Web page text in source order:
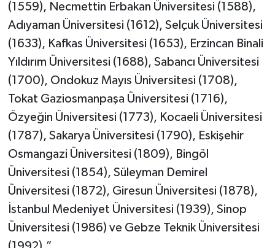
(1559), Necmettin Erbakan Üniversitesi (1588),
Adıyaman Üniversitesi (1612), Selçuk Üniversitesi
(1633), Kafkas Üniversitesi (1653), Erzincan Binali
Yıldırım Üniversitesi (1688), Sabancı Üniversitesi
(1700), Ondokuz Mayıs Üniversitesi (1708),
Tokat Gaziosmanpaşa Üniversitesi (1716),
Özyeğin Üniversitesi (1773), Kocaeli Üniversitesi
(1787), Sakarya Üniversitesi (1790), Eskişehir
Osmangazi Üniversitesi (1809), Bingöl
Üniversitesi (1854), Süleyman Demirel
Üniversitesi (1872), Giresun Üniversitesi (1878),
İstanbul Medeniyet Üniversitesi (1939), Sinop
Üniversitesi (1986) ve Gebze Teknik Üniversitesi